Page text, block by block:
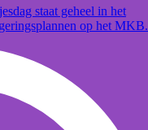
staat geheel in het
op het MKB.